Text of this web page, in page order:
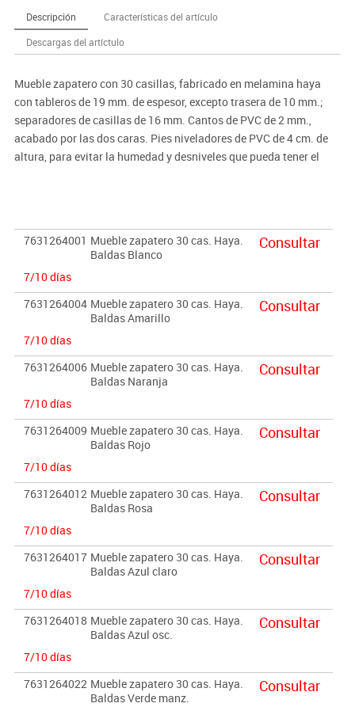
Descripción
Características del artículo
Descargas del artíctulo
Mueble zapatero con 30 casillas, fabricado en melamina haya
con tableros de 19 mm. de espesor, excepto trasera de 10 mm.;
separadores de casillas de 16 mm. Cantos de PVC de 2 mm.,
acabado por las dos caras. Pies niveladores de PVC de 4 cm. de
altura, para evitar la humedad y desniveles que pueda tener el
Garantizado por los ensayos realizados en centro tecnológico de
certificación de mobiliario TECNALIA.
Importante:
El mobiliario se pide por encargo. En caso de devolución no se
abonará más del 90% del valor de la mercancía.
7631264001 Mueble zapatero 30 cas. Haya.
Baldas Blanco
7/10 días
Consultar
7631264004 Mueble zapatero 30 cas. Haya.
Baldas Amarillo
7/10 días
Consultar
7631264006 Mueble zapatero 30 cas. Haya.
Baldas Naranja
7/10 días
Consultar
7631264009 Mueble zapatero 30 cas. Haya.
Baldas Rojo
7/10 días
Consultar
7631264012 Mueble zapatero 30 cas. Haya.
Baldas Rosa
7/10 días
Consultar
7631264017 Mueble zapatero 30 cas. Haya.
Baldas Azul claro
7/10 días
Consultar
7631264018 Mueble zapatero 30 cas. Haya.
Baldas Azul osc.
7/10 días
Consultar
7631264022 Mueble zapatero 30 cas. Haya.
Baldas Verde manz.
Consultar